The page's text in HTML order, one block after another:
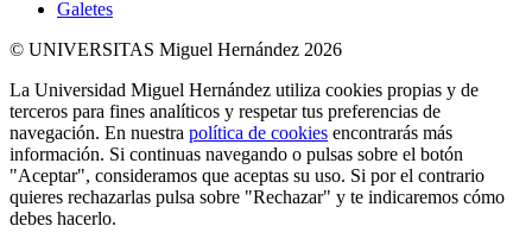
Galetes
© UNIVERSITAS Miguel Hernández 2026
La Universidad Miguel Hernández utiliza cookies propias y de
terceros para fines analíticos y respetar tus preferencias de
navegación. En nuestra política de cookies encontrarás más
información. Si continuas navegando o pulsas sobre el botón
"Aceptar", consideramos que aceptas su uso. Si por el contrario
quieres rechazarlas pulsa sobre "Rechazar" y te indicaremos cómo
debes hacerlo.